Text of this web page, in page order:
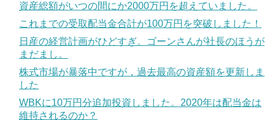
資産総額がいつの間にか2000万円を超えていました。
これまでの受取配当金合計が100万円を突破しました！
日産の経営計画がひどすぎ。ゴーンさんが社長のほうが
まだまし。
株式市場が暴落中ですが，過去最高の資産額を更新しま
した
WBKに10万円分追加投資しました。2020年は配当金は
維持されるのか？